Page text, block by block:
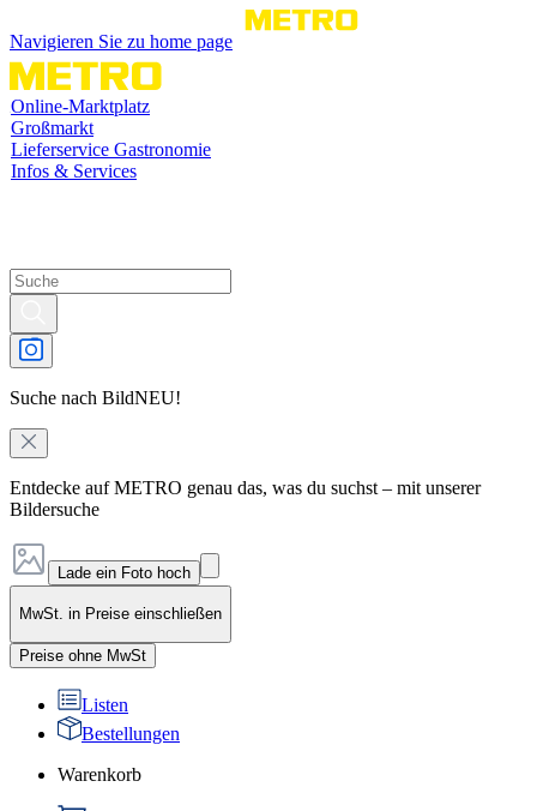
Navigieren Sie zu home page
Online-Marktplatz
Großmarkt
Lieferservice Gastronomie
Infos & Services
Suche nach BildNEU!
Entdecke auf METRO genau das, was du suchst – mit unserer
Bildersuche
Lade ein Foto hoch
MwSt. in Preise einschließen
Preise ohne MwSt
Listen
Bestellungen
Warenkorb